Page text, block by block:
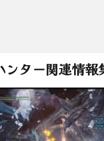
ター関連情報